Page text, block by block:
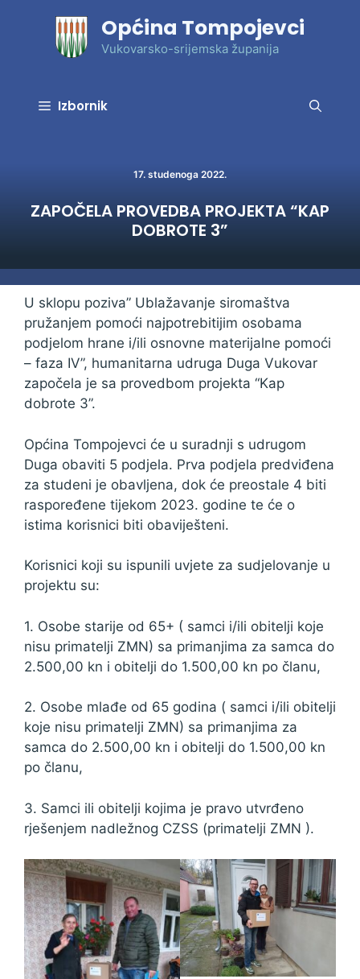
Općina Tompojevci
Vukovarsko-srijemska županija
Izbornik
17. studenoga 2022.
ZAPOČELA PROVEDBA PROJEKTA “KAP
DOBROTE 3”
U sklopu poziva” Ublažavanje siromaštva
pružanjem pomoći najpotrebitijim osobama
podjelom hrane i/ili osnovne materijalne pomoći
– faza IV”, humanitarna udruga Duga Vukovar
započela je sa provedbom projekta “Kap
dobrote 3”.
Općina Tompojevci će u suradnji s udrugom
Duga obaviti 5 podjela. Prva podjela predviđena
za studeni je obavljena, dok će preostale 4 biti
raspoređene tijekom 2023. godine te će o
istima korisnici biti obaviješteni.
Korisnici koji su ispunili uvjete za sudjelovanje u
projektu su:
1. Osobe starije od 65+ ( samci i/ili obitelji koje
nisu primatelji ZMN) sa primanjima za samca do
2.500,00 kn i obitelji do 1.500,00 kn po članu,
2. Osobe mlađe od 65 godina ( samci i/ili obitelji
koje nisu primatelji ZMN) sa primanjima za
samca do 2.500,00 kn i obitelji do 1.500,00 kn
po članu,
3. Samci ili obitelji kojima je pravo utvrđeno
rješenjem nadležnog CZSS (primatelji ZMN ).